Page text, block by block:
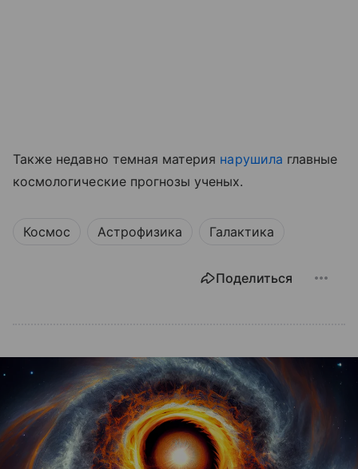
Также недавно темная материя нарушила главные
космологические прогнозы ученых.
Космос Астрофизика Галактика
Поделиться